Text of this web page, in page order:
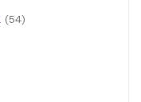
5454